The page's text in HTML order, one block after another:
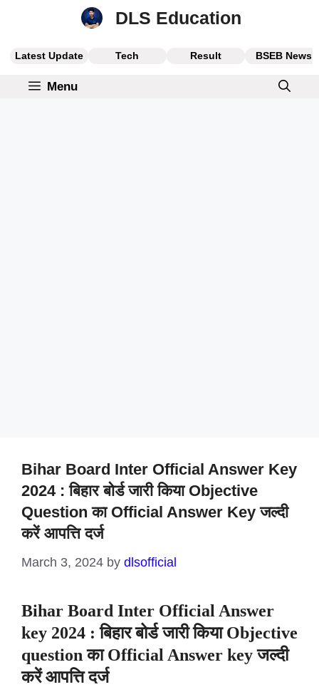
DLS Education
Latest Update Tech Result BSEB News
Menu
Bihar Board Inter Official Answer Key
2024 : बिहार बोर्ड जारी किया Objective
Question का Official Answer Key जल्दी
करें आपत्ति दर्ज
March 3, 2024 by dlsofficial
Bihar Board Inter Official Answer
key 2024 : बिहार बोर्ड जारी किया Objective
question का Official Answer key जल्दी
करें आपत्ति दर्ज